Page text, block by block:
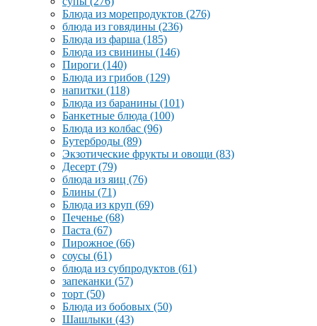
Блюда из морепродуктов (276)
блюда из говядины (236)
Блюда из фарша (185)
Блюда из свинины (146)
Пироги (140)
Блюда из грибов (129)
напитки (118)
Блюда из баранины (101)
Банкетные блюда (100)
Блюда из колбас (96)
Бутерброды (89)
Экзотические фрукты и овощи (83)
Десерт (79)
блюда из яиц (76)
Блины (71)
Блюда из круп (69)
Печенье (68)
Паста (67)
Пирожное (66)
соусы (61)
блюда из субпродуктов (61)
запеканки (57)
торт (50)
Блюда из бобовых (50)
Шашлыки (43)